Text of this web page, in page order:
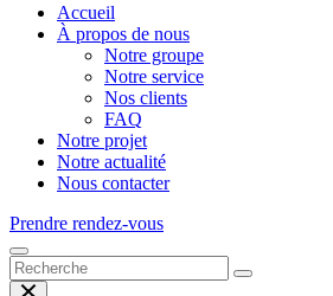
Accueil
À propos de nous
Notre groupe
Notre service
Nos clients
FAQ
Notre projet
Notre actualité
Nous contacter
Prendre rendez-vous